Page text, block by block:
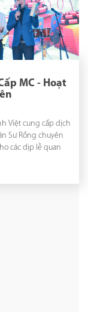
MC - Hoạt
Việt cung cấp dịch
Sư Rồng chuyên
các dịp lễ quan